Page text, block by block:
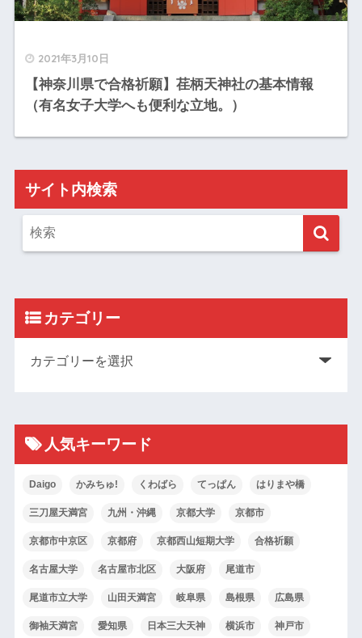
2021年3月10日
【神奈川県で合格祈願】荏柄天神社の基本情報
（有名女子大学へも便利な立地。）
サイト内検索
カテゴリー
人気キーワード
Daigo かみちゅ! くわばら てっぱん はりまや橋
三刀屋天満宮 九州・沖縄 京都大学 京都市
京都市中京区 京都府 京都西山短期大学 合格祈願
名古屋大学 名古屋市北区 大阪府 尾道市
尾道市立大学 山田天満宮 岐阜県 島根県 広島県
御袖天満宮 愛知県 日本三大天神 横浜市 神戸市